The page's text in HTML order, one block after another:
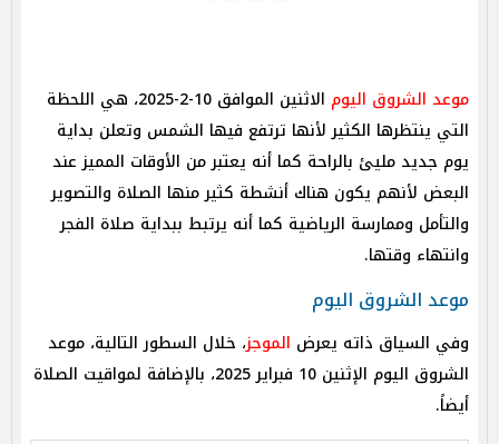
موعد الشروق اليوم
الاثنين الموافق 10-2-2025، هي اللحظة
التي ينتظرها الكثير لأنها ترتفع فيها الشمس وتعلن بداية
يوم جديد مليئ بالراحة كما أنه يعتبر من الأوقات المميز عند
البعض لأنهم يكون هناك أنشطة كثير منها الصلاة والتصوير
والتأمل وممارسة الرياضية كما أنه يرتبط ببداية صلاة الفجر
وانتهاء وقتها.
موعد الشروق اليوم
وفي السياق ذاته يعرض الموجز، خلال السطور التالية، موعد
الشروق اليوم الإثنين 10 فبراير 2025، بالإضافة لمواقيت الصلاة
أيضاً.